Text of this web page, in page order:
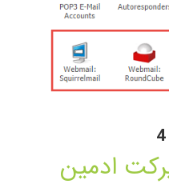
ادمین